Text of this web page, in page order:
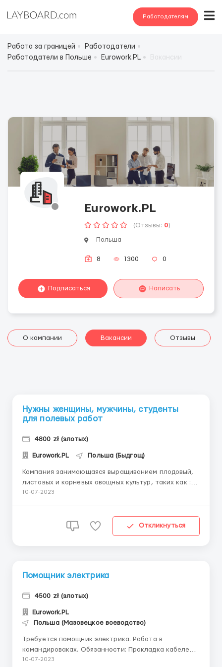
Работодателям
Работа за границей
Работодатели
Работодатели в Польше
Eurowork.PL
Eurowork.PL
(Отзывы: 0)
Польша
8 1300 0
Подписаться Написать
О компании Вакансии Отзывы
Нужны женщины, мужчины, студенты
для полевых работ
4800 zł (злотых)
Eurowork.PL Польша (Быдгощ)
Компания занимающаяся выращиванием плодовый,
листовых и корневых овощных культур, таких как :
Капуста, лук-порей, салат и т.д. ОБЯЗАННОСТИ:
от Быдгоща) ГРАФИК РАБОТЫ : по 10 - 12 часов, в 1
10-07-2023
Откликнуться
Помощник электрика
4500 zł (злотых)
Eurowork.PL
Польша (Мазовецкое воеводство)
Требуется помощник электрика. Работа в
командироваках. Обязанности: Прокладка кабелей и
монтаж внутреннего освещения в промышленных и
10-07-2023